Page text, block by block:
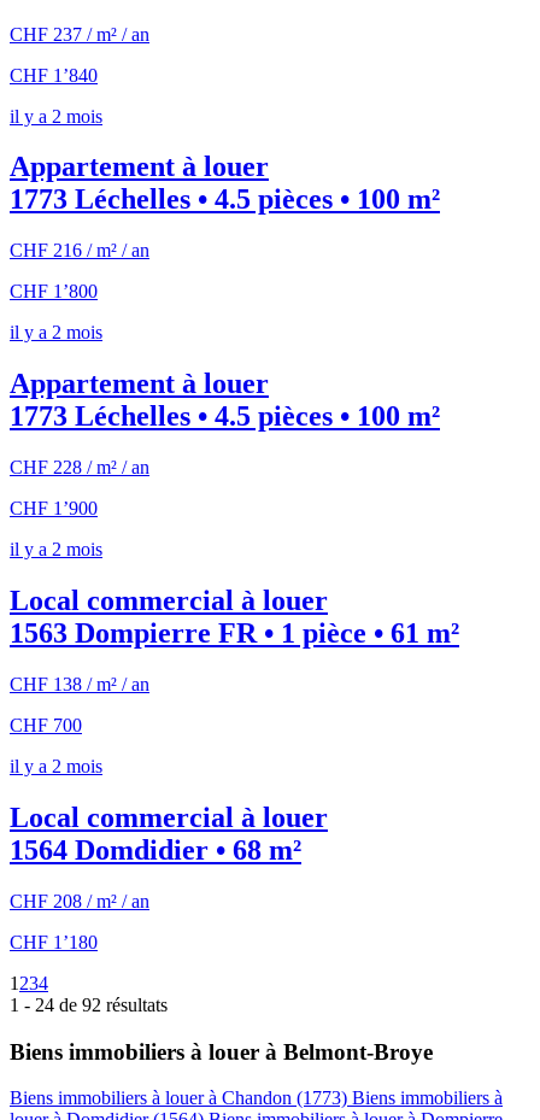
CHF 237 / m² / an
CHF 1’840
il y a 2 mois
Appartement à louer
1773 Léchelles • 4.5 pièces • 100 m²
CHF 216 / m² / an
CHF 1’800
il y a 2 mois
Appartement à louer
1773 Léchelles • 4.5 pièces • 100 m²
CHF 228 / m² / an
CHF 1’900
il y a 2 mois
Local commercial à louer
1563 Dompierre FR • 1 pièce • 61 m²
CHF 138 / m² / an
CHF 700
il y a 2 mois
Local commercial à louer
1564 Domdidier • 68 m²
CHF 208 / m² / an
CHF 1’180
1 234
1 - 24 de 92 résultats
Biens immobiliers à louer à Belmont-Broye
Biens immobiliers à louer à Chandon (1773) Biens immobiliers à